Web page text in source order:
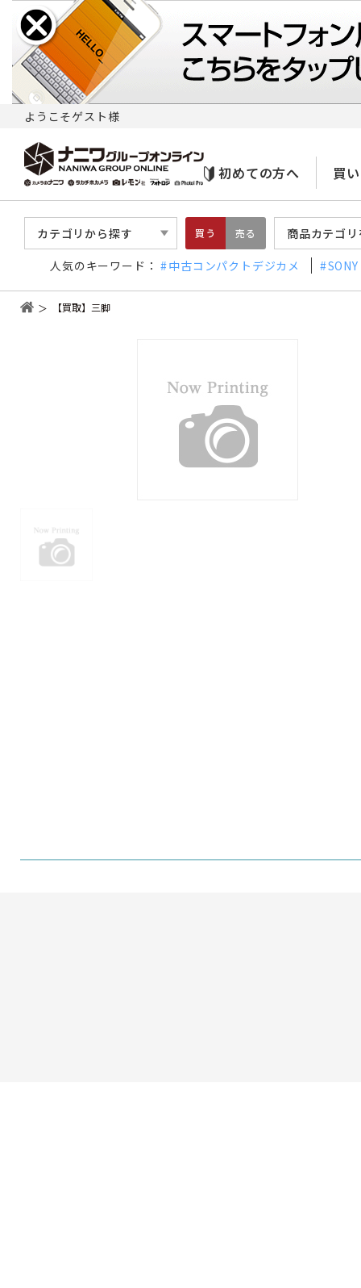
ようこそゲスト様
初めての方へ 買
カテゴリから探す 買う 売る 商品カテゴ
人気のキーワード： 中古コンパクトデジカメ
【買取】三脚